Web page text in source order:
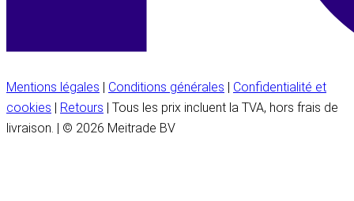
Mentions légales Conditions générales
Confidentialité et
cookies
Retours | Tous les prix incluent la TVA, hors frais de
livraison. | © 2026 Meitrade BV